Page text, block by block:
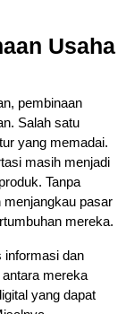
Usaha
pembinaan
Salah satu
yang memadai.
masih menjadi
Tanpa
pasar
mereka.
informasi dan
mereka
yang dapat